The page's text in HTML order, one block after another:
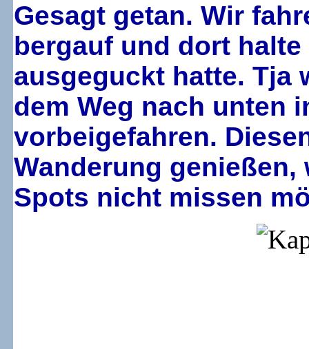
Gesagt getan. Wir
bergauf und dort
ausgeguckt hatte. Tja
dem Weg nach unten
vorbeigefahren.
Wanderung
Spots nicht missen